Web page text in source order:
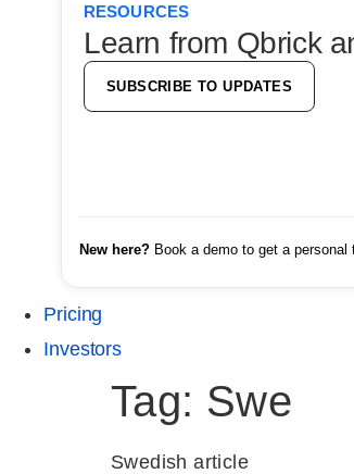
RESOURCES
Learn from Qbrick
SUBSCRIBE TO UPDATES
New here? Book a demo to get a personal
Pricing
Investors
Tag: Swe
Swedish article